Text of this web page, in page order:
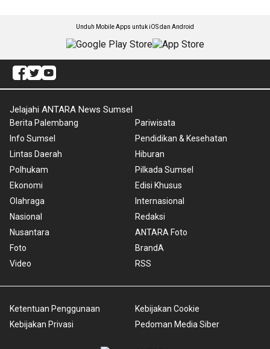
Unduh Mobile Apps untuk iOS dan Android
Jelajahi ANTARA News Sumsel
Berita Palembang
Info Sumsel
Lintas Daerah
Polhukam
Ekonomi
Olahraga
Nasional
Nusantara
Foto
Video
Pariwisata
Pendidikan & Kesehatan
Hiburan
Pilkada Sumsel
Edisi Khusus
Internasional
Redaksi
ANTARA Foto
BrandA
RSS
Ketentuan Penggunaan
Kebijakan Privasi
Kebijakan Cookie
Pedoman Media Siber